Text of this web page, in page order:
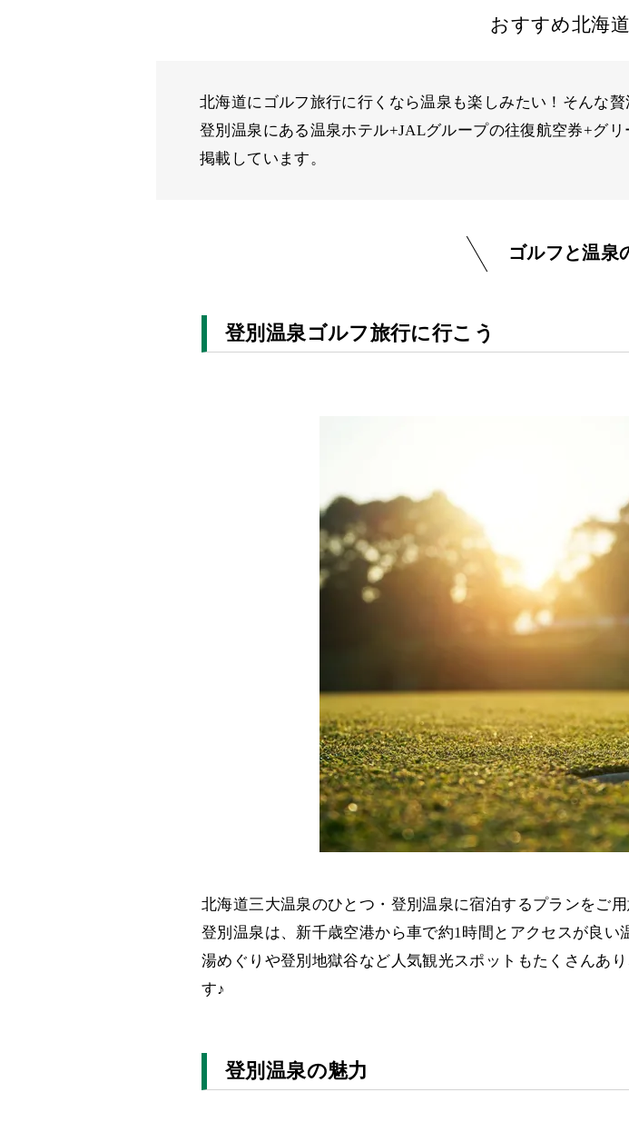
おすすめ北海
北海道にゴルフ旅行に行くなら温泉も楽しみたい！そんな
登別温泉にある温泉ホテル+JALグループの往復航空券+グ
掲載しています。
ゴルフと温
登別温泉ゴルフ旅行に行こう
北海道三大温泉のひとつ・登別温泉に宿泊するプランをご用
登別温泉は、新千歳空港から車で約1時間とアクセスが良い
湯めぐりや登別地獄谷など人気観光スポットもたくさんあ
す♪
登別温泉の魅力